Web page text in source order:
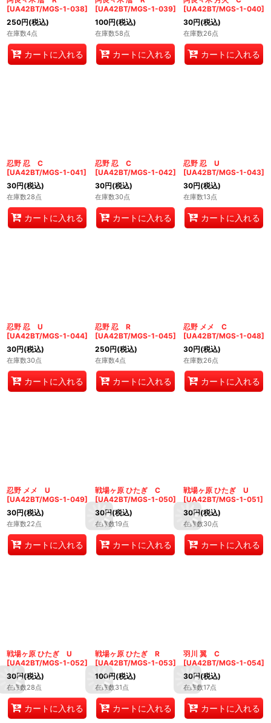
[UA42BT/MGS-1-038]
250円(税込)
在庫数4点
カートに入れる
[UA42BT/MGS-1-039]
100円(税込)
在庫数58点
カートに入れる
[UA42BT/MGS-1-040]
30円(税込)
在庫数26点
カートに入れる
忍野 忍 C
[UA42BT/MGS-1-041]
30円(税込)
在庫数28点
カートに入れる
忍野 忍 C
[UA42BT/MGS-1-042]
30円(税込)
在庫数30点
カートに入れる
忍野 忍 U
[UA42BT/MGS-1-043]
30円(税込)
在庫数13点
カートに入れる
忍野 忍 U
[UA42BT/MGS-1-044]
30円(税込)
在庫数30点
カートに入れる
忍野 忍 R
[UA42BT/MGS-1-045]
250円(税込)
在庫数4点
カートに入れる
忍野 メメ C
[UA42BT/MGS-1-048]
30円(税込)
在庫数26点
カートに入れる
忍野 メメ U
[UA42BT/MGS-1-049]
30円(税込)
在庫数22点
カートに入れる
戦場ヶ原 ひたぎ C
[UA42BT/MGS-1-050]
30円(税込)
在庫数19点
カートに入れる
戦場ヶ原 ひたぎ U
[UA42BT/MGS-1-051]
30円(税込)
在庫数30点
カートに入れる
戦場ヶ原 ひたぎ U
[UA42BT/MGS-1-052]
30円(税込)
在庫数28点
カートに入れる
戦場ヶ原 ひたぎ R
[UA42BT/MGS-1-053]
100円(税込)
在庫数31点
カートに入れる
羽川 翼 C
[UA42BT/MGS-1-054]
30円(税込)
在庫数17点
カートに入れる